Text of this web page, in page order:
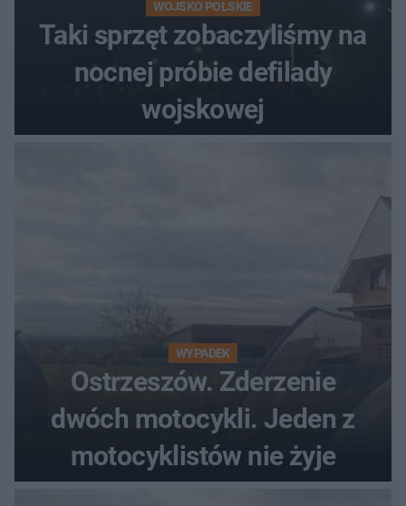
WOJSKO POLSKIE
Taki sprzęt zobaczyliśmy na
nocnej próbie defilady
wojskowej
WYPADEK
Ostrzeszów. Zderzenie
dwóch motocykli. Jeden z
motocyklistów nie żyje